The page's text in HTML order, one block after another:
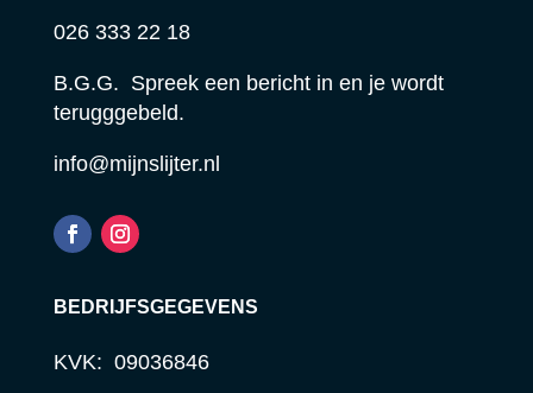
026 333 22 18
B.G.G. Spreek een bericht in en je wordt
terugggebeld.
info@mijnslijter.nl
BEDRIJFSGEGEVENS
KVK: 09036846